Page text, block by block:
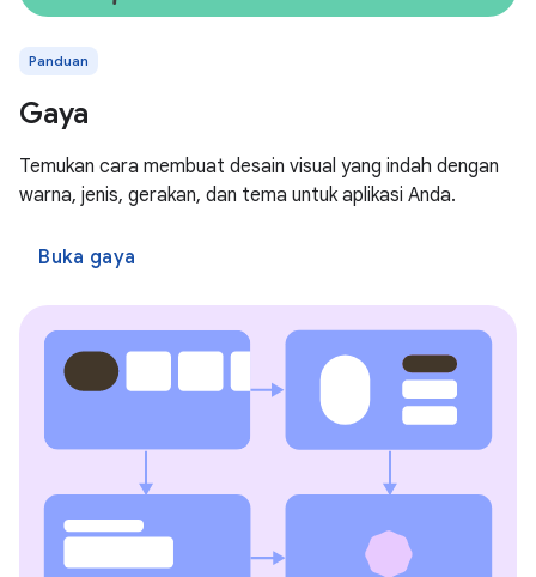
Panduan
Gaya
Temukan cara membuat desain visual yang indah dengan
warna, jenis, gerakan, dan tema untuk aplikasi Anda.
Buka gaya